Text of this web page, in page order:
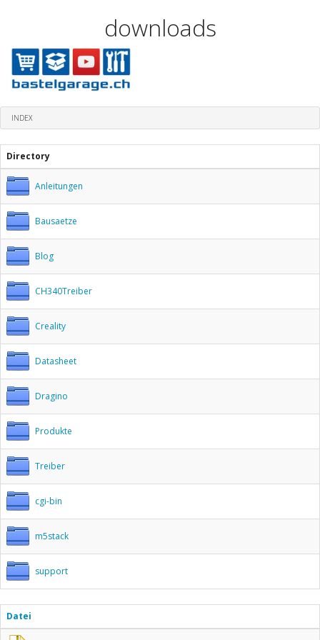
downloads
INDEX
Directory
Anleitungen
Bausaetze
Blog
CH340Treiber
Creality
Datasheet
Dragino
Produkte
Treiber
cgi-bin
m5stack
support
Datei